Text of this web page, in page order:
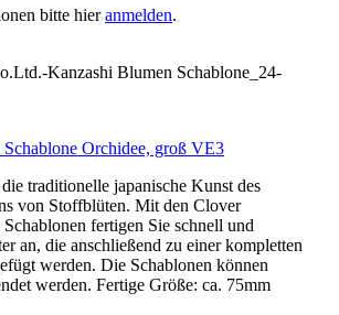
bitte hieranmelden.
Orchidee, groß VE3
traditionelle japanische Kunst des
von Stoffblüten. Mit den Clover
fertigen Sie schnell und
an, die anschließend zu einer kompletten
werden. Die Schablonen können
werden. Fertige Größe: ca. 75mm